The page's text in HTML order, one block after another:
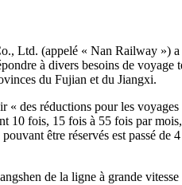
Ltd. (appelé « Nan Railway »)
à divers besoins de voyage
du Fujian et du Jiangxi.
des réductions pour les voyages
10 fois, 15 fois à 55 fois par
être réservés est passé de
de la ligne à grande